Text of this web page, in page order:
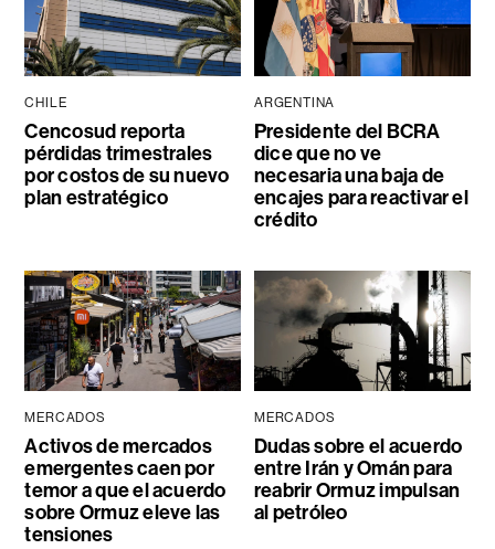
CHILE
Cencosud reporta
pérdidas trimestrales
por costos de su nuevo
plan estratégico
ARGENTINA
Presidente del BCRA
dice que no ve
necesaria una baja de
encajes para reactivar el
crédito
MERCADOS
Activos de mercados
emergentes caen por
temor a que el acuerdo
sobre Ormuz eleve las
tensiones
MERCADOS
Dudas sobre el acuerdo
entre Irán y Omán para
reabrir Ormuz impulsan
al petróleo